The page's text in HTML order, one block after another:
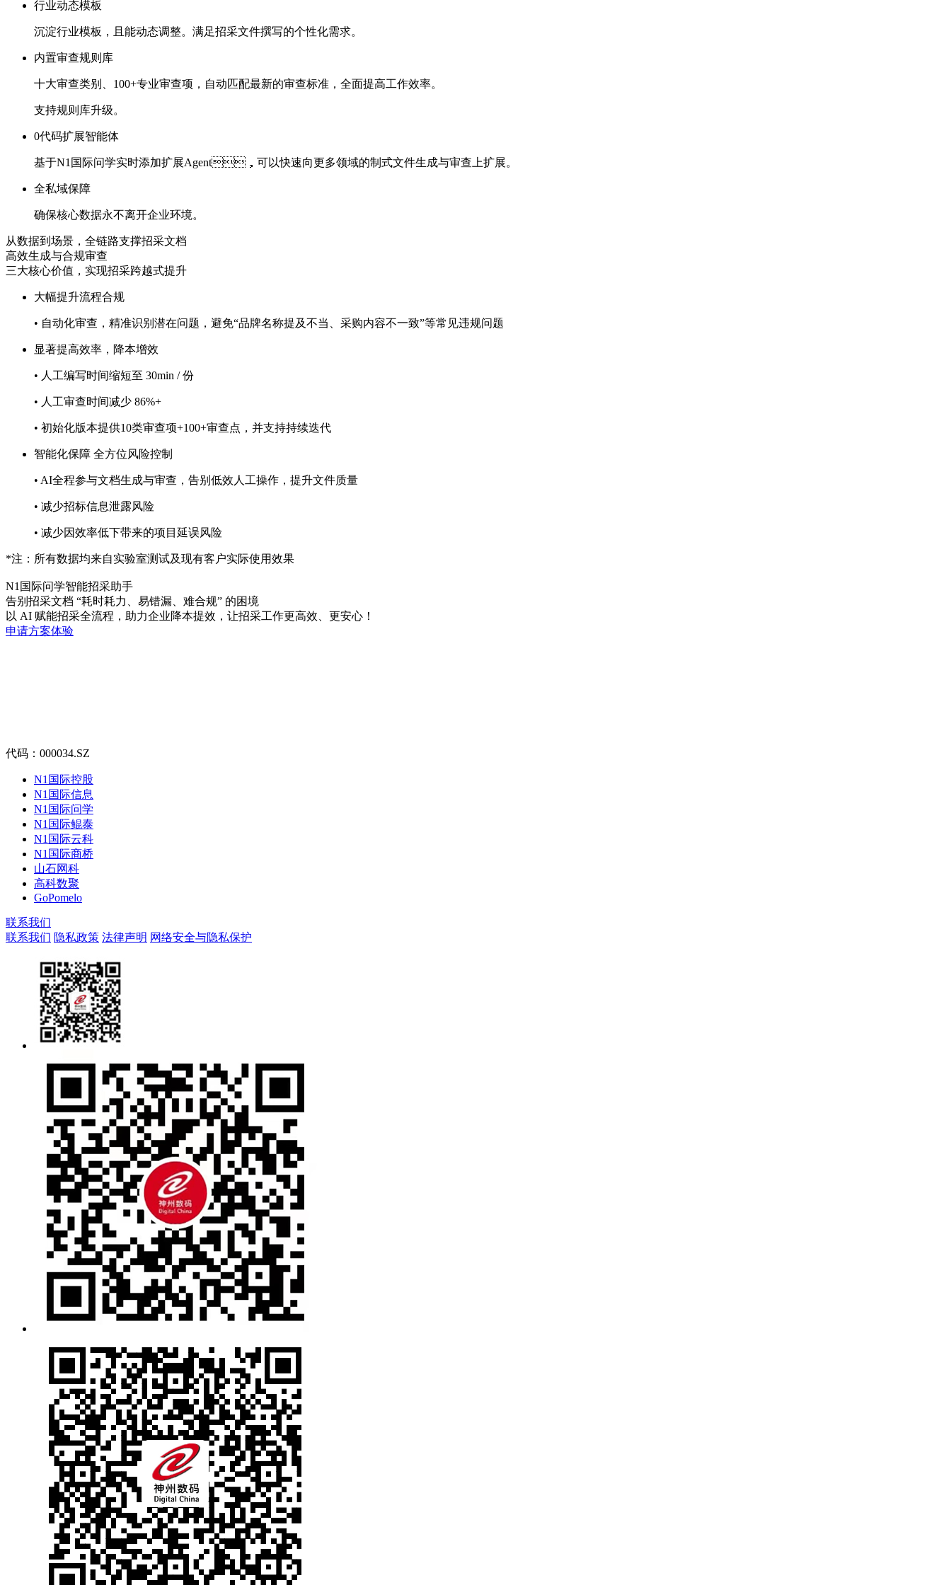
行业动态模板
沉淀行业模板，且能动态调整。满足招采文件撰写的个性化需求。
内置审查规则库
十大审查类别、 100+专业审查项 ，自动匹配最新的审查标准，全面提高工作效率。
支持规则库升级。
0代码扩展智能体
基于N1国际问学实时添加扩展Agent，可以快速向更多领域的制式文件生成与审查上扩展。
全私域保障
确保核心数据永不离开企业环境。
从数据到场景，全链路支撑招采文档
高效生成与合规审查
三大核心价值，实现招采跨越式提升
大幅提升流程合规
• 自动化审查，精准识别潜在问题，避免“品牌名称提及不当、采购内容不一致”等常见违规问题
显著提高效率，降本增效
• 人工编写时间缩短至 30min / 份
• 人工审查时间减少 86%+
• 初始化版本提供10类审查项+100+审查点，并支持持续迭代
智能化保障 全方位风险控制
• AI全程参与文档生成与审查，告别低效人工操作，提升文件质量
• 减少招标信息泄露风险
• 减少因效率低下带来的项目延误风险
*注：所有数据均来自实验室测试及现有客户实际使用效果
N1国际问学智能招采助手
告别招采文档 “耗时耗力、易错漏、难合规” 的困境
以 AI 赋能招采全流程，助力企业降本提效，让招采工作更高效、更安心！
申请方案体验
代码：000034.SZ
N1国际控股
N1国际信息
N1国际问学
N1国际鲲泰
N1国际云科
N1国际商桥
山石网科
高科数聚
GoPomelo
联系我们
联系我们 隐私政策 法律声明 网络安全与隐私保护